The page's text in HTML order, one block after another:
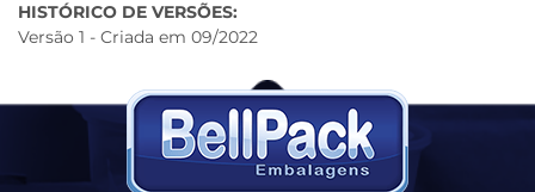
HISTÓRICO DE VERSÕES:
Versão 1 - Criada em 09/2022